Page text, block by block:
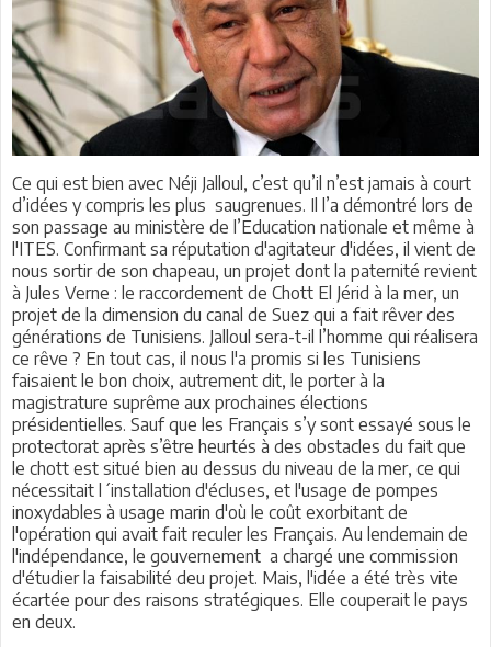
Ce qui est bien avec Néji Jalloul, c’est qu’il n’est jamais à court
d’idées y compris les plus saugrenues. Il l’a démontré lors de
son passage au ministère de l’Education nationale et même à
l'ITES. Confirmant sa réputation d'agitateur d'idées, il vient de
nous sortir de son chapeau, un projet dont la paternité revient
à Jules Verne : le raccordement de Chott El Jérid à la mer, un
projet de la dimension du canal de Suez qui a fait rêver des
générations de Tunisiens. Jalloul sera-t-il l’homme qui réalisera
ce rêve ? En tout cas, il nous l'a promis si les Tunisiens
faisaient le bon choix, autrement dit, le porter à la
magistrature suprême aux prochaines élections
présidentielles. Sauf que les Français s’y sont essayé sous le
protectorat après s’être heurtés à des obstacles du fait que
le chott est situé bien au dessus du niveau de la mer, ce qui
nécessitait l´installation d'écluses, et l'usage de pompes
inoxydables à usage marin d'où le coût exorbitant de
l'opération qui avait fait reculer les Français. Au lendemain de
l'indépendance, le gouvernement a chargé une commission
d'étudier la faisabilité deu projet. Mais, l'idée a été très vite
écartée pour des raisons stratégiques. Elle couperait le pays
en deux.